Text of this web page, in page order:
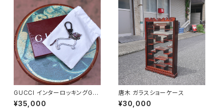
GUCCI インターロッキングGド
ッグ キーホルダー
¥35,000
唐木 ガラスショーケース
¥30,000